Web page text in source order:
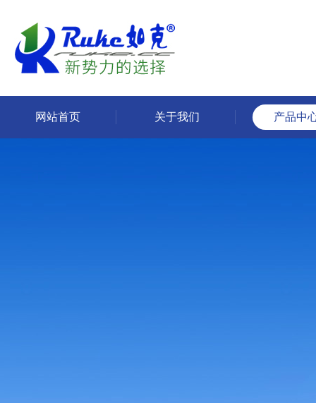
网站首页 关于我们 产品中